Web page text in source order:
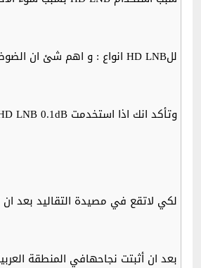
للHD LNB انواع : و اهم شئ ان الضوضاء تكون 0.3dB و أقل وافضل نوعية هي التي تكون درجة الضوضاء فيها 0.1dB
وتأكد انك اذا استخدمت HD LNB 0.1dB فالاشارة ستكون افضل
لكي لاتقع في مصيدة التقاليد بعد ان
بعد ان أثبتت نجاحهافي المنطقة العربية